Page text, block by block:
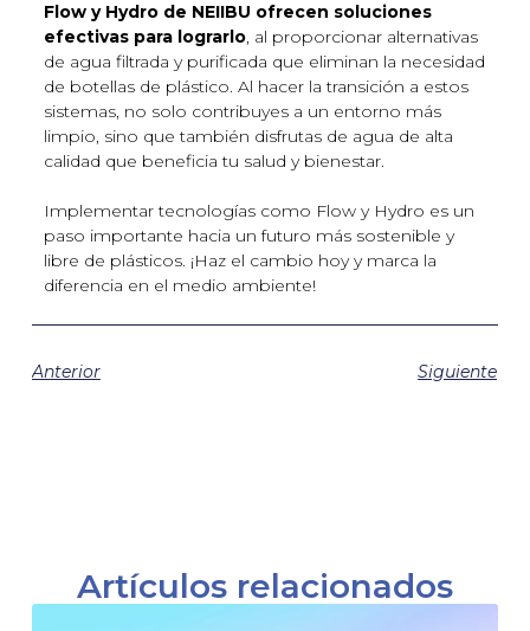
Flow y Hydro de NEIIBU ofrecen soluciones
efectivas para lograrlo, al proporcionar alternativas
de agua filtrada y purificada que eliminan la necesidad
de botellas de plástico. Al hacer la transición a estos
sistemas, no solo contribuyes a un entorno más
limpio, sino que también disfrutas de agua de alta
calidad que beneficia tu salud y bienestar.
Implementar tecnologías como Flow y Hydro es un
paso importante hacia un futuro más sostenible y
libre de plásticos. ¡Haz el cambio hoy y marca la
diferencia en el medio ambiente!
Anterior Siguiente
Artículos relacionados